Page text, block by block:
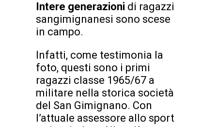
Intere generazioni di ragazzi
sangimignanesi sono scese
in campo.
Infatti, come testimonia la
foto, questi sono i primi
ragazzi classe 1965/67 a
militare nella storica società
del San Gimignano. Con
l’attuale assessore allo sport